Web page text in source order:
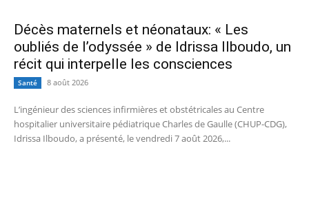
Décès maternels et néonataux: « Les
oubliés de l’odyssée » de Idrissa Ilboudo, un
récit qui interpelle les consciences
Santé 8 août 2026
L’ingénieur des sciences infirmières et obstétricales au Centre
hospitalier universitaire pédiatrique Charles de Gaulle (CHUP-CDG),
Idrissa Ilboudo, a présenté, le vendredi 7 août 2026,...